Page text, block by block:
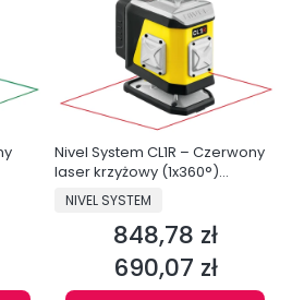
Nivel System CL1R – Czerwony
laser krzyżowy (1x360°)
Bluetooth
PRODUCENT
NIVEL SYSTEM
Cena
848,78 zł
Cena
690,07 zł